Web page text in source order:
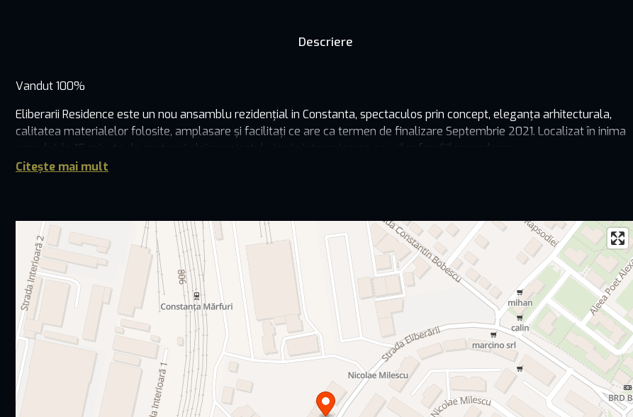
Descriere
Vandut 100%
Eliberarii Residence este un nou ansamblu rezidențial in Constanta, spectaculos prin concept, eleganța arhitecturala,
calitatea materialelor folosite, amplasare și facilitați ce are ca termen de finalizare Septembrie 2021. Localizat în inima
orașului, la 15 minute de centru si plaja, proiectul vine in intampinarea nevoilor familiilor moderne.
Eliberarii Residence este un ansamblu rezidential premium cu functiuni mixte, cu parcare subterena si supraterana,
Apartamentele de 2 si 3 camere cu suprafete generoase, au compartimentari moderne, zone de zi luminoase si
incapatoare si incalzire in pardoseala.
Ansamblul rezidential situat pe strada Nicolae Milescu Nr.47 bis, zona Inel 2 din Constanta, se afla la o distanta de 10
minute de mers cu masina fata de centrul orasului, plaja si Portul turistic. Locatarii sunt in imediata apropiere a punctelor
de interes: mijloace de transport in comun, gradinite, supermarket-uri, sali de fitness, institutii financiar bancare, la o
distanta de 5 minute de Vivo Mall si totusi feriti de agitatia si zgomotul de la bulevardul principal.
Ansamblu va detine apartamente cu 2 si 3 camere si anume:
Apartamente cu 2 camere cu suprafete intre 66,30 mp si 73,32 mp cu preturi intre 76.500€ - 82.300 euro
Apartamente cu 3 camere cu suprafete intre 85,73 mp si 102 mp, cu preturi intre 99.950 - 112.000 euro
Apartamentele se predau la alb și beneficiază de următoarele dotări și finisaje:
Citește mai mult